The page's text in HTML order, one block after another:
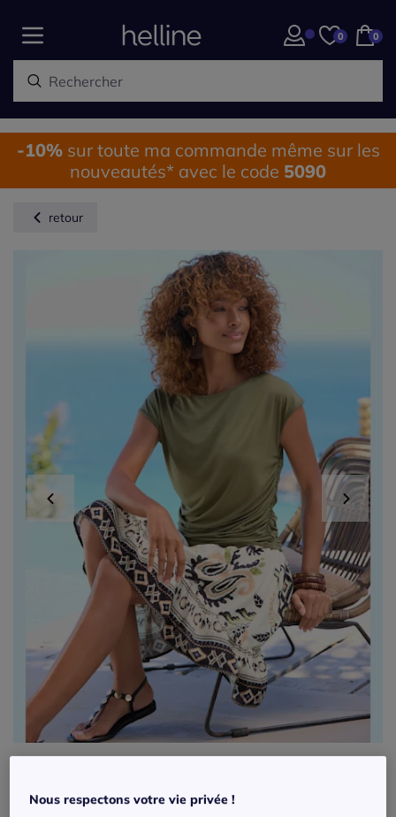
0 0
-10%sur toute ma commande même sur les
nouveautés* avec le code 5090
retour
volants unique
Nous respectons votre vie privée !